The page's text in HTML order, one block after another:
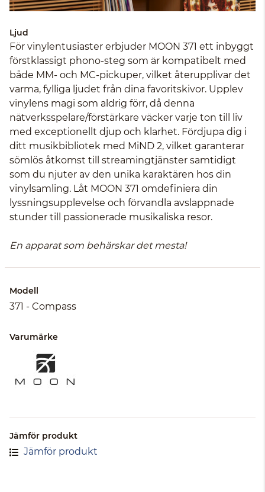
Ljud
För vinylentusiaster erbjuder MOON 371 ett inbyggt
förstklassigt phono-steg som är kompatibelt med
både MM- och MC-pickuper, vilket återupplivar det
varma, fylliga ljudet från dina favoritskivor. Upplev
vinylens magi som aldrig förr, då denna
nätverksspelare/förstärkare väcker varje ton till liv
med exceptionellt djup och klarhet. Fördjupa dig i
ditt musikbibliotek med MiND 2, vilket garanterar
sömlös åtkomst till streamingtjänster samtidigt
som du njuter av den unika karaktären hos din
vinylsamling. Låt MOON 371 omdefiniera din
lyssningsupplevelse och förvandla avslappnade
stunder till passionerade musikaliska resor.
En apparat som behärskar det mesta!
Modell
371 - Compass
Varumärke
Jämför produkt
Jämför produkt